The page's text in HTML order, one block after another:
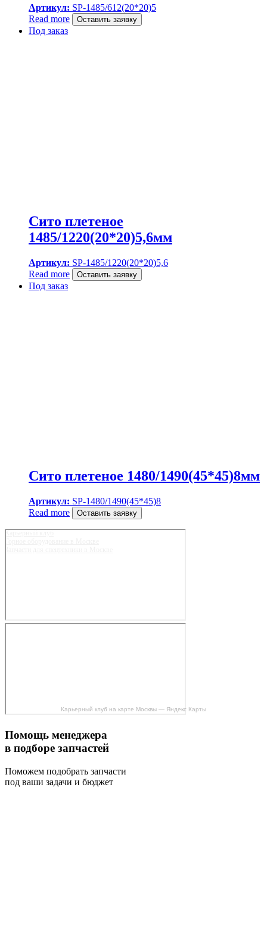
Артикул: SP-1485/612(20*20)5
Read more
Оставить заявку
Под заказ
Сито плетеное
1485/1220(20*20)5,6мм
Артикул: SP-1485/1220(20*20)5,6
Read more
Оставить заявку
Под заказ
Сито плетеное 1480/1490(45*45)8мм
Артикул: SP-1480/1490(45*45)8
Read more
Оставить заявку
Карьерный клуб на карте Москвы — Яндекс Карты
Помощь менеджера
в подборе запчастей
Поможем подобрать запчасти
под ваши задачи и бюджет